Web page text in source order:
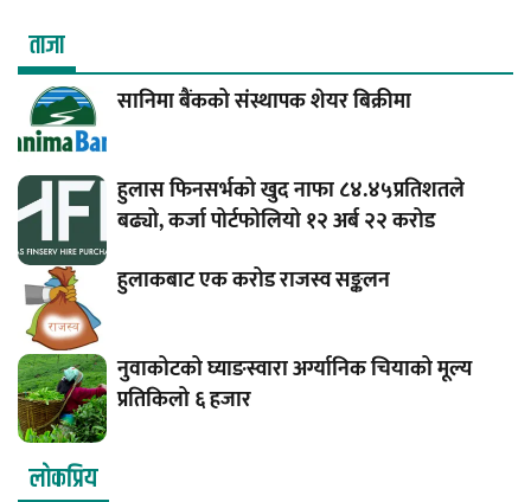
ताजा
सानिमा बैंकको संस्थापक शेयर बिक्रीमा
हुलास फिनसर्भको खुद नाफा ८४.४५प्रतिशतले
बढ्यो, कर्जा पोर्टफोलियो १२ अर्ब २२ करोड
हुलाकबाट एक करोड राजस्व सङ्कलन
नुवाकोटको घ्याङस्वारा अर्ग्यानिक चियाको मूल्य
प्रतिकिलो ६ हजार
लाेकप्रिय